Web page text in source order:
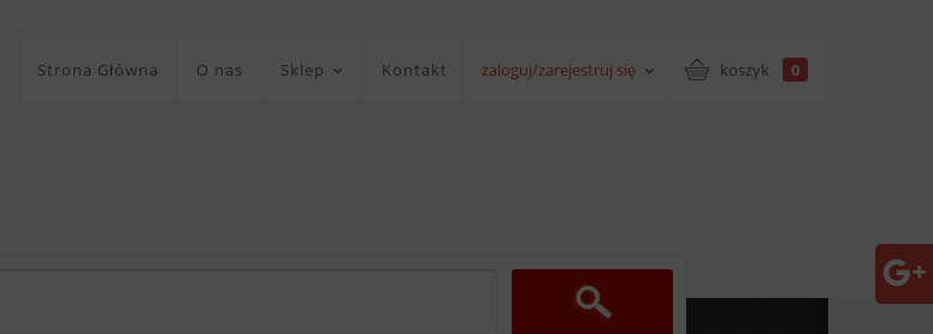
Strona Główna O nas Sklep Kontakt zaloguj/zarejestruj się koszyk 0